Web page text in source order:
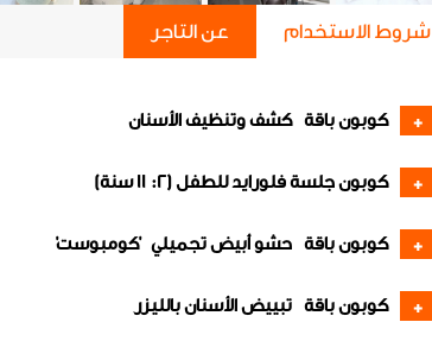
شروط الاستخدام عن التاجر
+ كوبون باقة كشف وتنظيف الأسنان
+ كوبون جلسة فلورايد للطفل (2: 11 سنة)
+ كوبون باقة حشو أبيض تجميلي 'كومبوست'
+ كوبون باقة تبييض الأسنان بالليزر